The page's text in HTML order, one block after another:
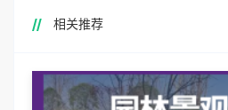
相关推荐